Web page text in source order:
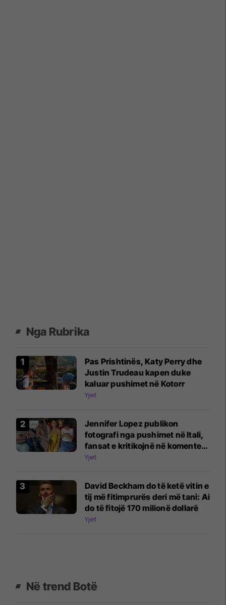
Nga Rubrika
Pas Prishtinës, Katy Perry dhe
Justin Trudeau kapen duke
kaluar pushimet në Kotorr
Yjet
Jennifer Lopez publikon
fotografi nga pushimet në Itali,
fansat e kritikojnë në komente:
Fëmijët e tu janë vazhdimisht në
Yjet
David Beckham do të ketë vitin e
tij më fitimprurës deri më tani: Ai
do të fitojë 170 milionë dollarë
Yjet
Në trend Botë